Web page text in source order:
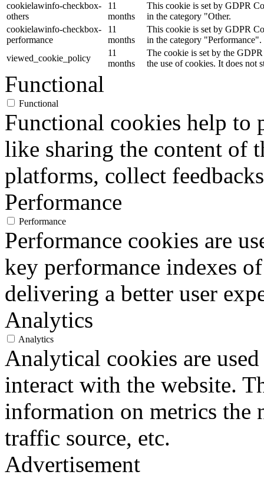
cookielawinfo-checkbox-
others
11
months
This cookie is set by GDPR
in the category "Other.
cookielawinfo-checkbox-
performance
11
months
This cookie is set by GDPR
in the category "Performance".
viewed_cookie_policy
11
months
The cookie is set by the
the use of cookies. It does not
Functional
Functional
Functional cookies help to
like sharing the content of
platforms, collect
Performance
Performance
Performance cookies are
key performance indexes
delivering a better user
Analytics
Analytics
Analytical cookies are
interact with the website.
information on metrics the
traffic source, etc.
Advertisement